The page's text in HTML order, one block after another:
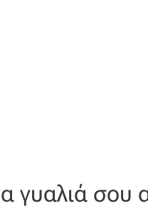
γυαλιά σου